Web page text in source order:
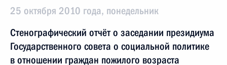
25 октября 2010 года, понедельник
Стенографический отчёт о заседании президиума
Государственного совета о социальной политике
в отношении граждан пожилого возраста